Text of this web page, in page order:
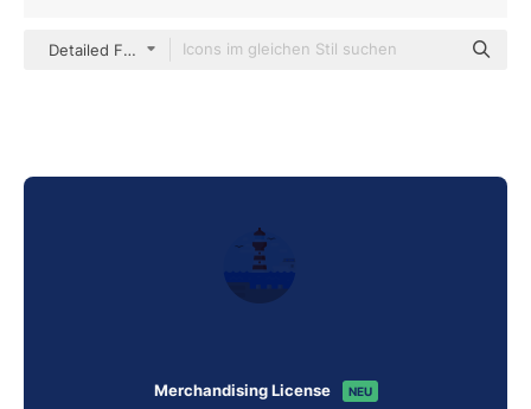
Detailed Flat Circular Flat
Merchandising License NEU